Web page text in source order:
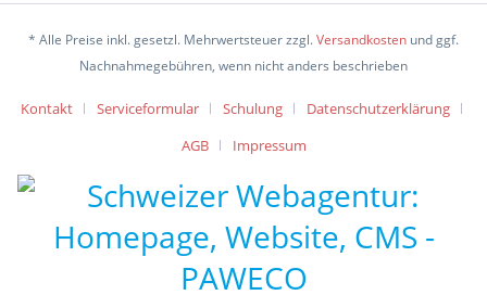
* Alle Preise inkl. gesetzl. Mehrwertsteuer zzgl.Versandkosten und ggf.
Nachnahmegebühren, wenn nicht anders beschrieben
Kontakt Serviceformular Schulung
Datenschutzerklärung
AGB
Impressum